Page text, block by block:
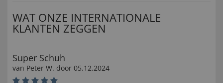
WAT ONZE INTERNATIONALE
KLANTEN ZEGGEN
Super Schuh
van Peter W. door 05.12.2024